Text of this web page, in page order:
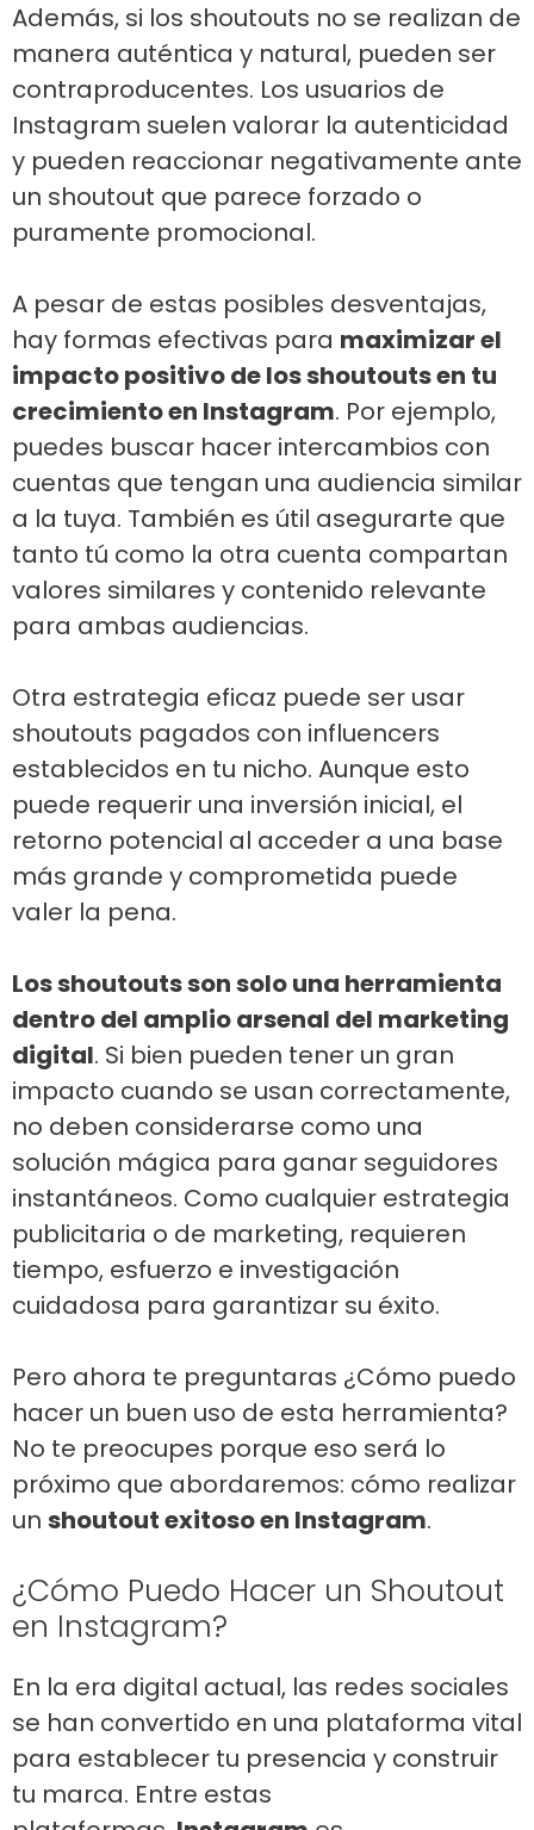
Además, si los shoutouts no se realizan de
manera auténtica y natural, pueden ser
contraproducentes. Los usuarios de
Instagram suelen valorar la autenticidad
y pueden reaccionar negativamente ante
un shoutout que parece forzado o
puramente promocional.
A pesar de estas posibles desventajas,
hay formas efectivas para maximizar el
impacto positivo de los shoutouts en tu
crecimiento en Instagram. Por ejemplo,
puedes buscar hacer intercambios con
cuentas que tengan una audiencia similar
a la tuya. También es útil asegurarte que
tanto tú como la otra cuenta compartan
valores similares y contenido relevante
para ambas audiencias.
Otra estrategia eficaz puede ser usar
shoutouts pagados con influencers
establecidos en tu nicho. Aunque esto
puede requerir una inversión inicial, el
retorno potencial al acceder a una base
más grande y comprometida puede
valer la pena.
Los shoutouts son solo una herramienta
dentro del amplio arsenal del marketing
digital. Si bien pueden tener un gran
impacto cuando se usan correctamente,
no deben considerarse como una
solución mágica para ganar seguidores
instantáneos. Como cualquier estrategia
publicitaria o de marketing, requieren
tiempo, esfuerzo e investigación
cuidadosa para garantizar su éxito.
Pero ahora te preguntaras ¿Cómo puedo
hacer un buen uso de esta herramienta?
No te preocupes porque eso será lo
próximo que abordaremos: cómo realizar
un shoutout exitoso en Instagram.
¿Cómo Puedo Hacer un Shoutout
en Instagram?
En la era digital actual, las redes sociales
se han convertido en una plataforma vital
para establecer tu presencia y construir
tu marca. Entre estas